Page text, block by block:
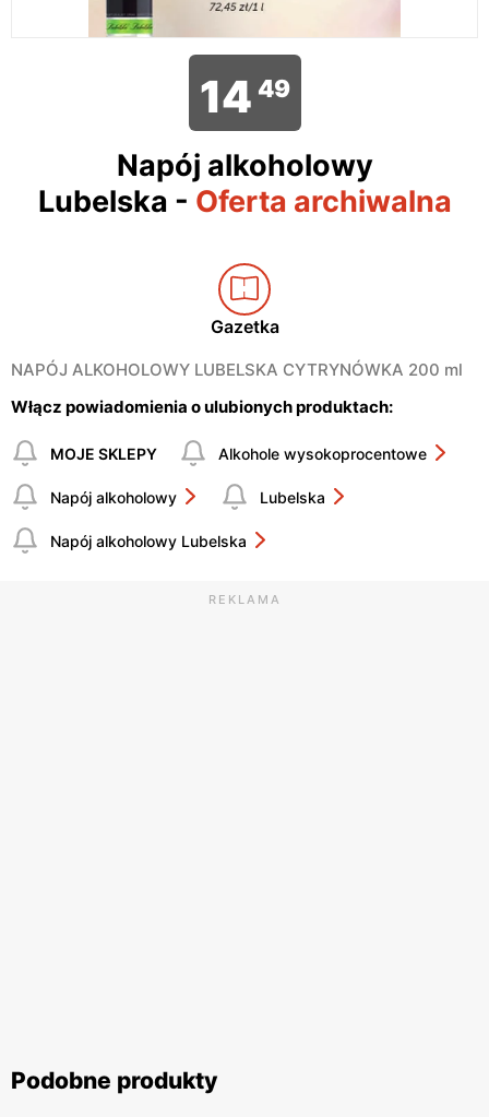
14 49
Napój alkoholowy
Lubelska - Oferta archiwalna
Gazetka
NAPÓJ ALKOHOLOWY LUBELSKA CYTRYNÓWKA 200 ml
Włącz powiadomienia o ulubionych produktach:
MOJE SKLEPY Alkohole wysokoprocentowe
Napój alkoholowy Lubelska
Napój alkoholowy Lubelska
REKLAMA
Podobne produkty